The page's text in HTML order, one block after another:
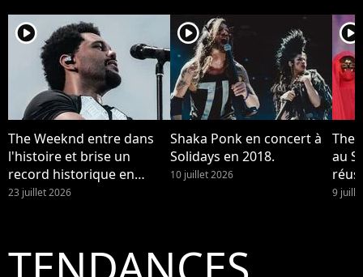
player2
The Weeknd entre dans
l'histoire et brise un
record historique en
France
23 juillet 2026
player2
Shaka Ponk en concert à
Solidays en 2018.
10 juillet 2026
player2
The
au
9